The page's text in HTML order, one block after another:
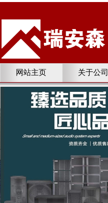
网站主页 关于公司